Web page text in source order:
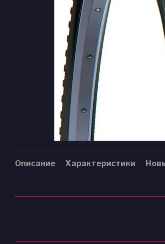
Описание Характеристики